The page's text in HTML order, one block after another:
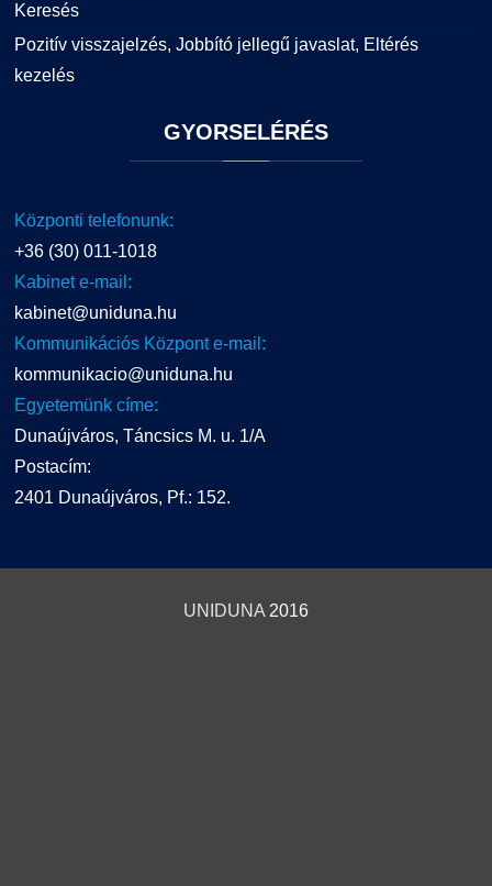
Keresés
Pozitív visszajelzés, Jobbító jellegű javaslat, Eltérés
kezelés
GYORSELÉRÉS
Központi telefonunk:
+36 (30) 011-1018
Kabinet e-mail:
kabinet@uniduna.hu
Kommunikációs Központ e-mail:
kommunikacio@uniduna.hu
Egyetemünk címe:
Dunaújváros, Táncsics M. u. 1/A
Postacím:
2401 Dunaújváros, Pf.: 152.
UNIDUNA 2016